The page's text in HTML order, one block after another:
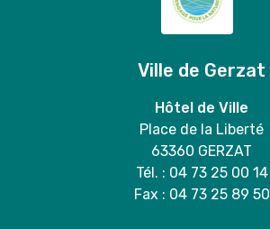
Ville de Gerzat
Hôtel de Ville
Place de la Liberté
63360 GERZAT
Tél. : 04 73 25 00 14
Fax : 04 73 25 89 50